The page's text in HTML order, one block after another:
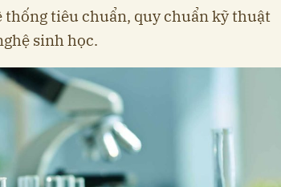
thống tiêu chuẩn, quy chuẩn kỹ thuật
sinh học.